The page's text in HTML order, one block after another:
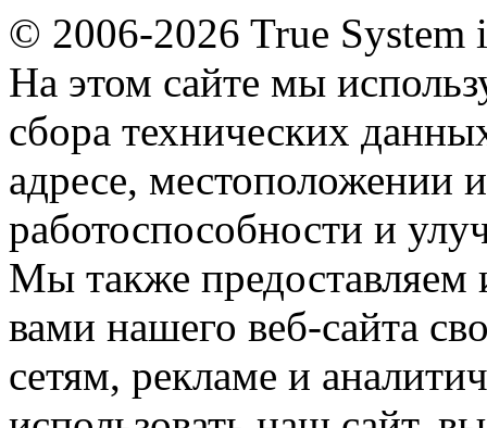
© 2006-2026 True System
На этом сайте мы
сбора технических
адресе, местоположении
работоспособности и
Мы также
вами нашего веб-сайта
сетям, рекламе и